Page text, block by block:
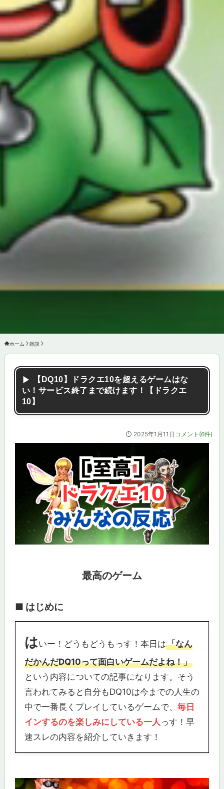
ホーム 雑談
【DQ10】ドラクエ10を超えるゲームはな
い！サービス終了まで続けます！【ドラクエ
10】
2025年1月11日 コメント(6件)
最高のゲーム
■ はじめに
はいー！どうもどうもっす！本日は「なん
だかんだDQ10って面白いゲームだよね！」
という内容についての記事になります。そう
言われてみると自分もDQ10は今までの人生の
中で一番長くプレイしているゲームで、 毎日
インするのを楽しみにしている一人っす！早
速スレの内容を紹介していきます！